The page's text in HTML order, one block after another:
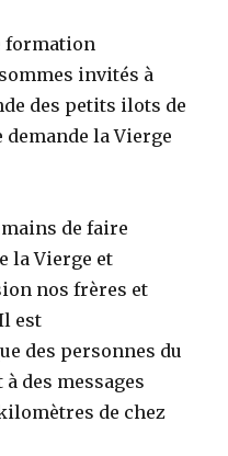
formation
invités à
des petits ilots de
la Vierge
de faire
la Vierge et
nos frères et
est
des personnes du
des messages
de chez